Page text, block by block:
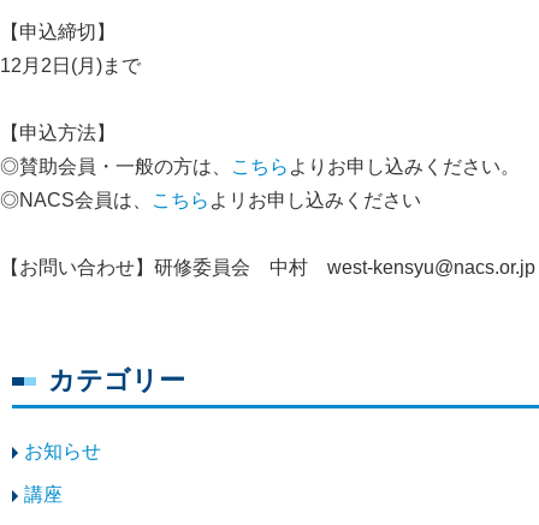
【申込締切】
12月2日(月)まで
【申込方法】
◎賛助会員・一般の方は、
こちら よりお申し込みください。
◎NACS会員は、
こちら よリお申し込みください
【お問い合わせ】研修委員会 中村 west-kensyu@nacs.or.jp
カテゴリー
お知らせ
講座